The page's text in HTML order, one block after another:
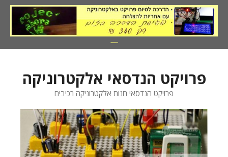
לדלג
לתוכן
פרויקט הנדסאי אלקטרוניקה
פרויקט הנדסאי חנות אלקטרוניקה רכיבים